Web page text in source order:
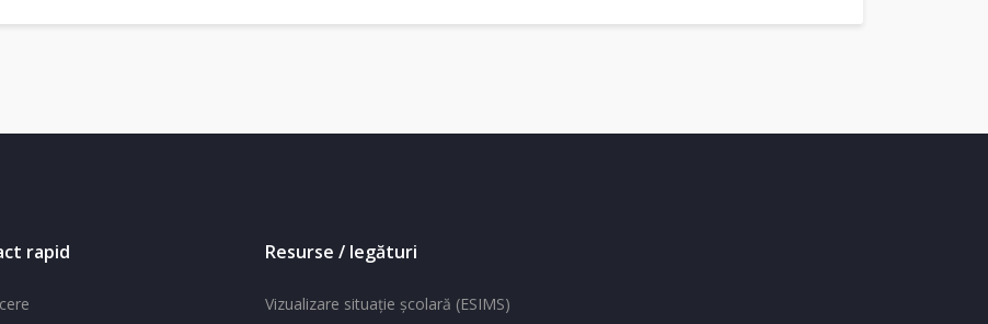
rapid Resurse / legături
Vizualizare situaţie şcolară (ESIMS)